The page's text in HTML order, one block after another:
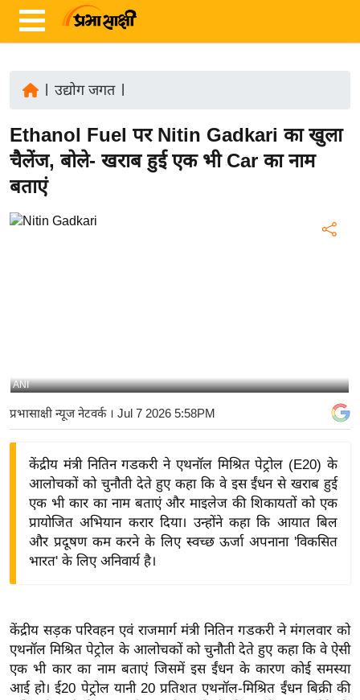
ज़ा
ख
र
रा
य
ज़
द्यो
वि
शे
ष
ज्ञ
उद्योग जगत|
Ethanol Fuel पर Nitin Gadkari का खुला
चैलेंज, बोले- खराब हुई एक भी Car का नाम
बताएं
ANI
प्रभासाक्षी न्यूज नेटवर्क। Jul 7 2026 5:58PM
केंद्रीय मंत्री नितिन गडकरी ने एथनॉल मिश्रित पेट्रोल (E20) के
आलोचकों को चुनौती देते हुए कहा कि वे इस ईंधन से खराब हुई
एक भी कार का नाम बताएं और माइलेज की शिकायतों को एक
प्रायोजित अभियान करार दिया। उन्होंने कहा कि आयात बिल
और प्रदूषण कम करने के लिए स्वच्छ ऊर्जा अपनाना 'विकसित
भारत' के लिए अनिवार्य है।
केंद्रीय सड़क परिवहन एवं राजमार्ग मंत्री नितिन गडकरी ने मंगलवार को
एथनॉल मिश्रित पेट्रोल के आलोचकों को चुनौती देते हुए कहा कि वे ऐसी
एक भी कार का नाम बताएं जिसमें इस ईंधन के कारण कोई समस्या
आई हो। ई20 पेट्रोल यानी 20 प्रतिशत एथनॉल-मिश्रित ईंधन बिक्री की